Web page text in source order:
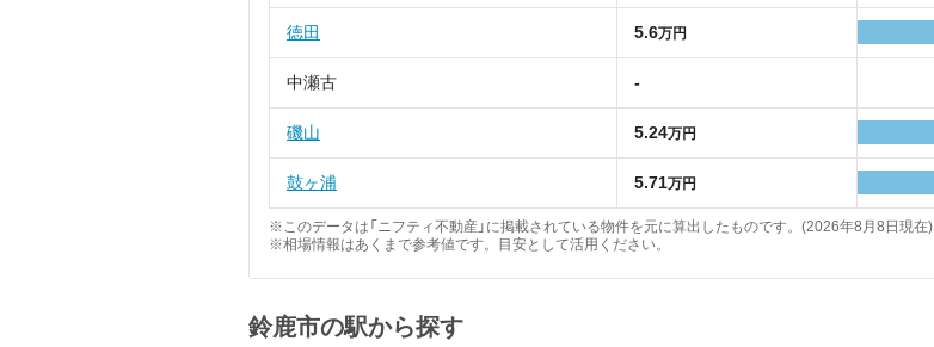
徳田 5.6万円
中瀬古 -
磯山 5.24万円
鼓ヶ浦 5.71万円
※このデータは「ニフティ不動産」に掲載されている物件を元に算出したものです。(2026年8月8日現在)
※相場情報はあくまで参考値です。目安として活用ください。
鈴鹿市の駅から探す